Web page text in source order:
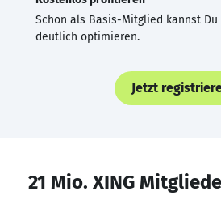
Schon als Basis-Mitglied kannst Du
deutlich optimieren.
Jetzt
21 Mio. XING